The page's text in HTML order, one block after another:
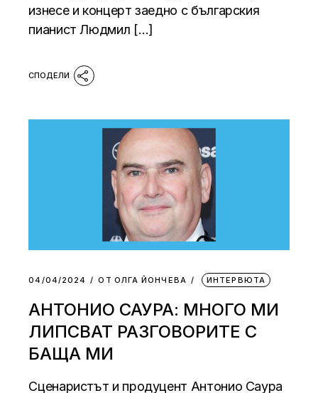
изнесе и концерт заедно с българския
пианист Людмил […]
04/04/2024 ОТ ОЛГА ЙОНЧЕВА ИНТЕРВЮТА
АНТОНИО САУРА: МНОГО МИ
ЛИПСВАТ РАЗГОВОРИТЕ С
БАЩА МИ
Сценаристът и продуцент Антонио Саура